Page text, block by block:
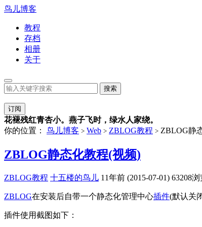
鸟儿博客
教程
存档
相册
关于
订阅
花褪残红青杏小。燕子飞时，绿水人家绕。
你的位置： 鸟儿博客 > Web > ZBLOG教程 > ZBLOG静
ZBLOG静态化教程(视频)
ZBLOG教程 十五楼的鸟儿 11年前 (2015-07-01) 63208浏
ZBLOG在安装后自带一个静态化管理中心插件(默认关
插件使用截图如下：